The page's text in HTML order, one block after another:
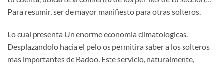
Para resumir, ser de mayor manifiesto para otras solteros.
Lo cual presenta Un enorme economia climatologicas.
Desplazandolo hacia el pelo os permitira saber a los solteros
mas importantes de Badoo. Este servicio, naturalmente,